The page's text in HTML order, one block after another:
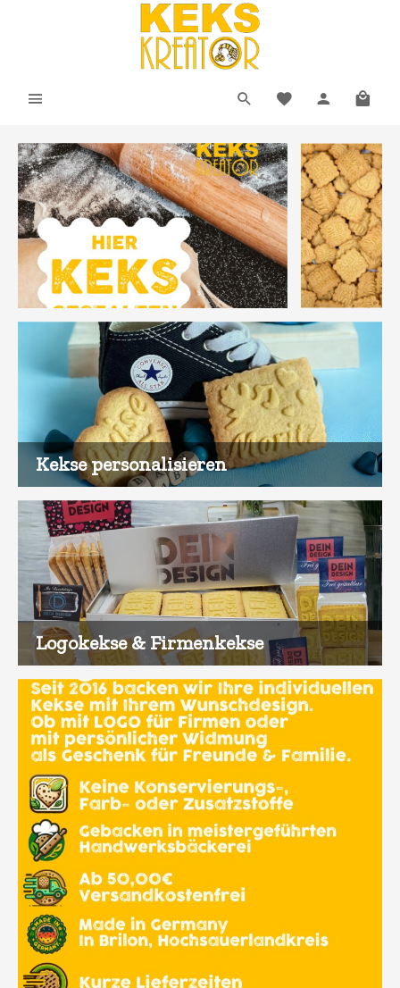
Kekse personalisieren
Logokekse & Firmenkekse